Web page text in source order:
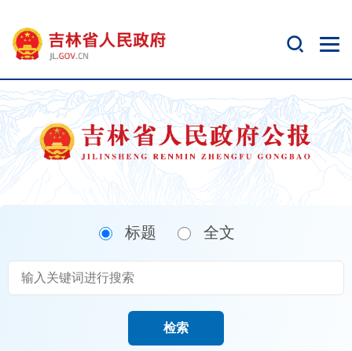
标题 全文
检索
开
无
障
碍
说
明